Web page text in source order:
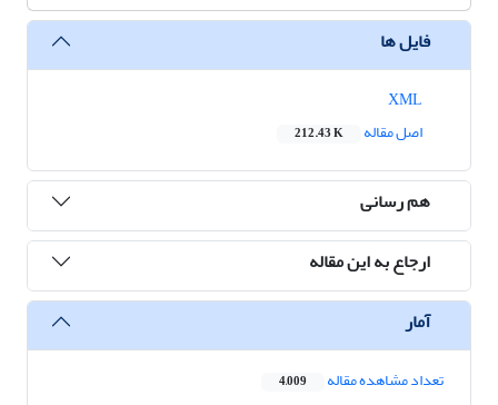
فایل ها
اصل مقاله
212.43 K
هم رسانی
ارجاع به این مقاله
آمار
تعداد مشاهده مقاله 4,009